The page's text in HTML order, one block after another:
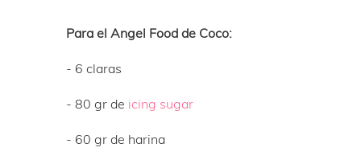
Para el Angel Food de Coco:
- 6 claras
- 80 gr de icing sugar
- 60 gr de harina